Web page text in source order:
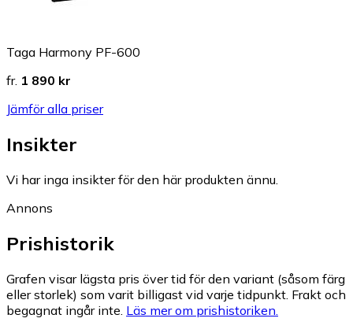
Taga Harmony PF-600
fr. 1 890 kr
Jämför alla priser
Insikter
Vi har inga insikter för den här produkten ännu.
Annons
Prishistorik
Grafen visar lägsta pris över tid för den variant (såsom färg
eller storlek) som varit billigast vid varje tidpunkt. Frakt och
begagnat ingår inte. Läs mer om prishistoriken.